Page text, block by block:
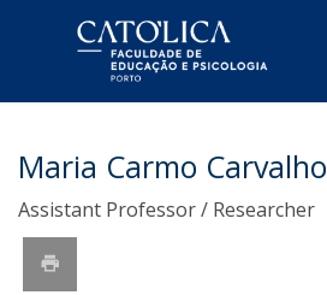
Maria Carmo Carvalho
Assistant Professor / Researcher